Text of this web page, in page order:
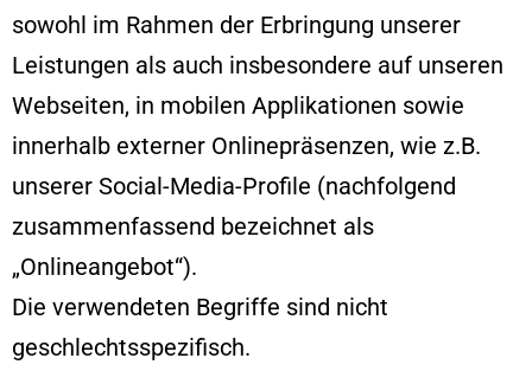
sowohl im Rahmen der Erbringung unserer
Leistungen als auch insbesondere auf unseren
Webseiten, in mobilen Applikationen sowie
innerhalb externer Onlinepräsenzen, wie z.B.
unserer Social-Media-Profile (nachfolgend
zusammenfassend bezeichnet als
„Onlineangebot“).
Die verwendeten Begriffe sind nicht
geschlechtsspezifisch.